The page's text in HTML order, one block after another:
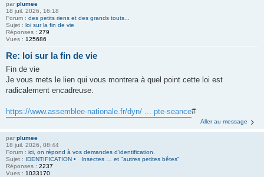
par plumee
18 juil. 2026, 16:18
Forum : des petits riens et des grands touts...
Sujet : loi sur la fin de vie
Réponses : 279
Vues : 125686
Re: loi sur la fin de vie
Fin de vie
Je vous mets le lien qui vous montrera à quel point cette loi est
radicalement encadreuse.
https://www.assemblee-nationale.fr/dyn/ ... pte-seance#
Aller au message
par plumee
18 juil. 2026, 08:44
Forum : ici, on répond à vos demandes d’identification.
Sujet : IDENTIFICATION • Insectes … et "autres petites bêtes"
Réponses : 2237
Vues : 1033170